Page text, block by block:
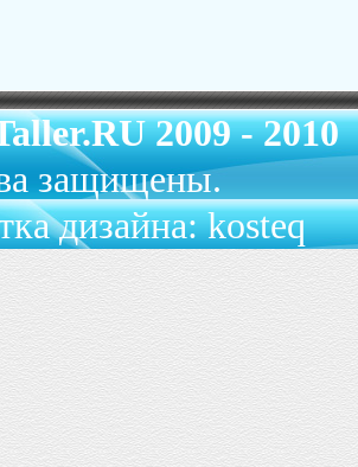
2009 - 2010
защищены.
дизайна: kosteq